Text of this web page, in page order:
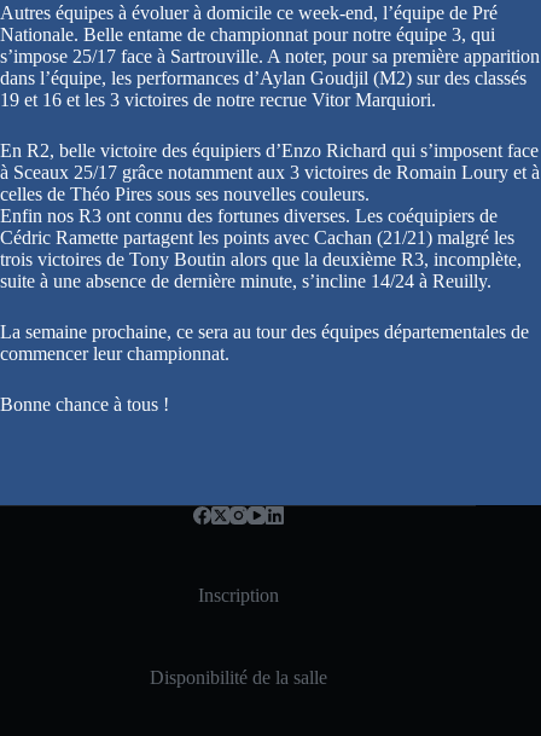
Autres équipes à évoluer à domicile ce week-end, l’équipe de Pré
Nationale. Belle entame de championnat pour notre équipe 3, qui
s’impose 25/17 face à Sartrouville. A noter, pour sa première apparition
dans l’équipe, les performances d’Aylan Goudjil (M2) sur des classés
19 et 16 et les 3 victoires de notre recrue Vitor Marquiori.
En R2, belle victoire des équipiers d’Enzo Richard qui s’imposent face
à Sceaux 25/17 grâce notamment aux 3 victoires de Romain Loury et à
celles de Théo Pires sous ses nouvelles couleurs.
Enfin nos R3 ont connu des fortunes diverses. Les coéquipiers de
Cédric Ramette partagent les points avec Cachan (21/21) malgré les
trois victoires de Tony Boutin alors que la deuxième R3, incomplète,
suite à une absence de dernière minute, s’incline 14/24 à Reuilly.
La semaine prochaine, ce sera au tour des équipes départementales de
commencer leur championnat.
Bonne chance à tous !
Inscription
Disponibilité de la salle